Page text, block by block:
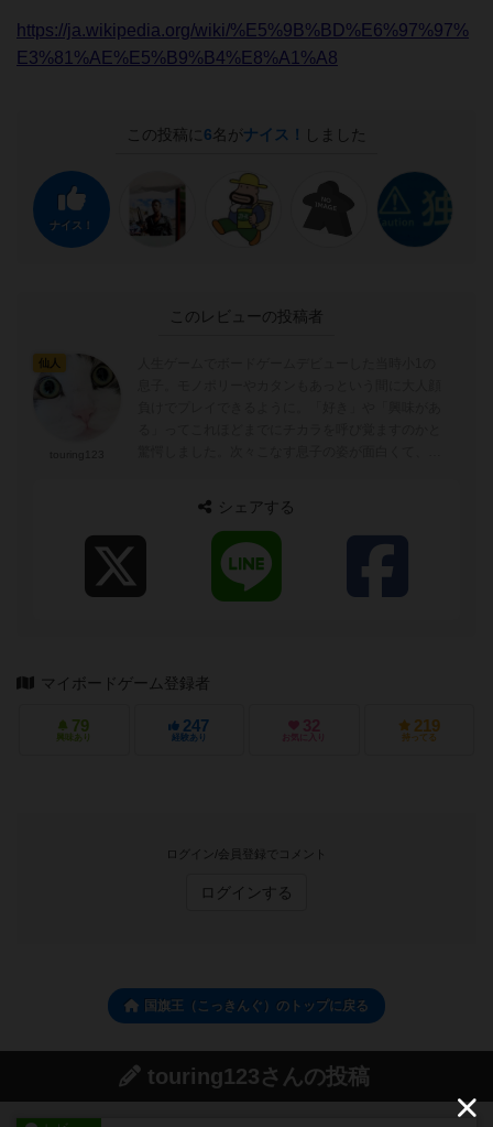
https://ja.wikipedia.org/wiki/%E5%9B%BD%E6%97%97%
E3%81%AE%E5%B9%B4%E8%A1%A8
この投稿に 6名がナイス！ しました
ナイス！
このレビューの投稿者
仙人
シェアする
マイボードゲーム登録者
79
興味あり
247
経験あり
32
お気に入り
219
持ってる
ログイン/会員登録でコメント
ログインする
国旗王（こっきんぐ）のトップに戻る
touring123さんの投稿